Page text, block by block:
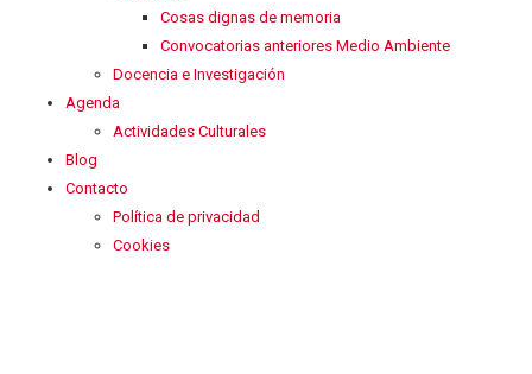
Cosas dignas de memoria
Convocatorias anteriores Medio Ambiente
Docencia e Investigación
Agenda
Actividades Culturales
Blog
Contacto
Política de privacidad
Cookies